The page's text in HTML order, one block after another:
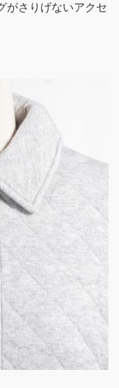
がさりげないアクセ